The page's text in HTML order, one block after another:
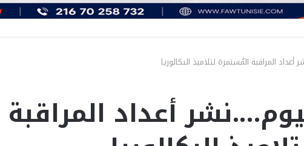
المراقبة المُستمرة لتلاميذ البكالوريا
أعداد المراقبة